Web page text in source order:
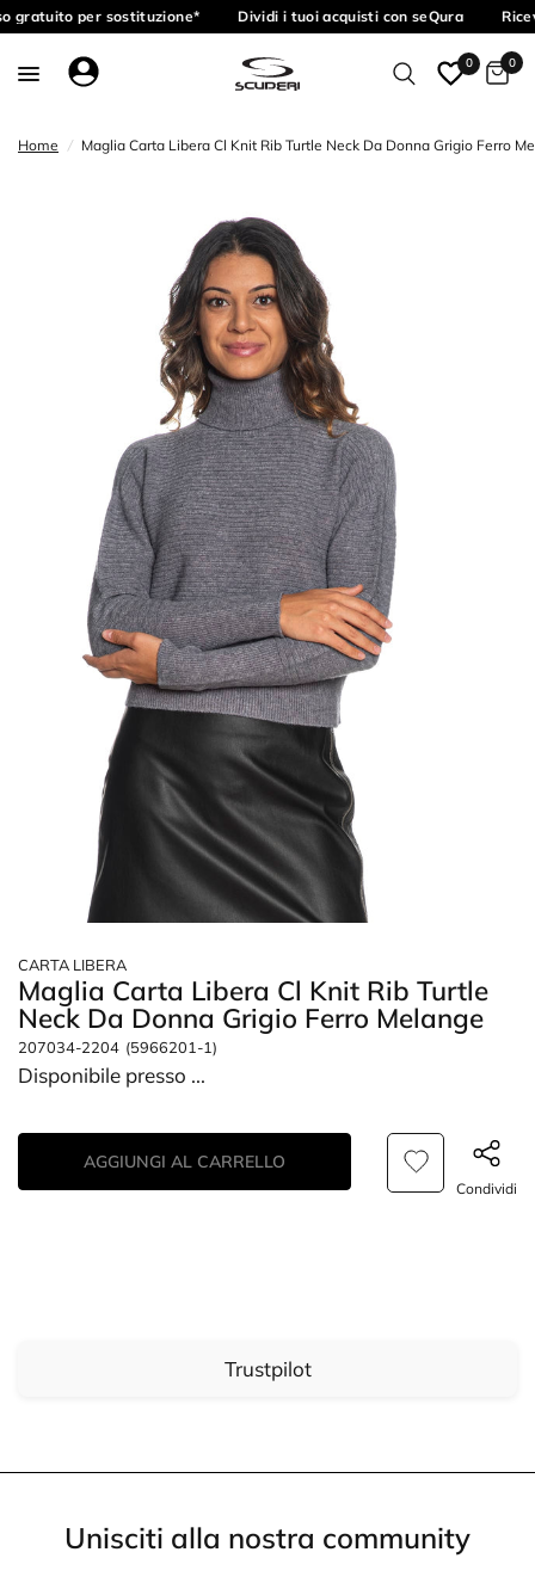
gratuito per sostituzione* Dividi i tuoi acquisti con seQura
0 0
Home / Maglia Carta Libera Cl Knit Rib Turtle Neck Da Donna Grigio Ferro
CARTA LIBERA
Maglia Carta Libera Cl Knit Rib Turtle
Neck Da Donna Grigio Ferro Melange
207034-2204 (5966201-1)
Disponibile presso ...
AGGIUNGI AL CARRELLO
Condividi
Trustpilot
Unisciti alla nostra community